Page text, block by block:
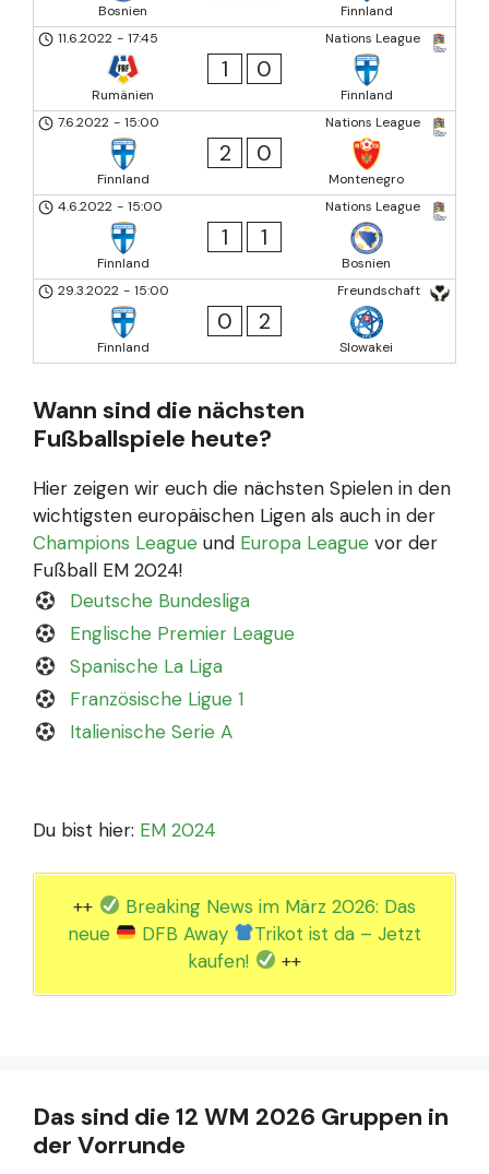
Bosnien
Finnland
Nations League
11.6.2022 - 17:45
Rumänien
1 0
Finnland
Nations League
7.6.2022 - 15:00
Finnland
2 0
Montenegro
Nations League
4.6.2022 - 15:00
Finnland
1 1
Bosnien
Freundschaft
29.3.2022 - 15:00
Finnland
0 2
Slowakei
Wann sind die nächsten
Fußballspiele heute?
Hier zeigen wir euch die nächsten Spielen in den
wichtigsten europäischen Ligen als auch in der
Champions League und Europa League vor der
Fußball EM 2024!
Deutsche Bundesliga
Englische Premier League
Spanische La Liga
Französische Ligue 1
Italienische Serie A
Du bist hier: EM 2024
++
Breaking News im März 2026: Das
neue
DFB Away
Trikot ist da – Jetzt
kaufen!
++
Das sind die 12 WM 2026 Gruppen in
der Vorrunde